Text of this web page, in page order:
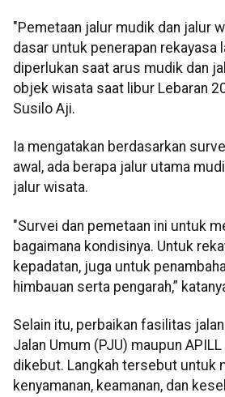
"Pemetaan jalur mudik dan jalur
dasar untuk penerapan rekayasa
diperlukan saat arus mudik dan
objek wisata saat libur Lebaran
Susilo Aji.
Ia mengatakan berdasarkan
awal, ada berapa jalur utama
jalur wisata.
"Survei dan pemetaan ini untuk
bagaimana kondisinya. Untuk
kepadatan, juga untuk
himbauan serta pengarah,”
Selain itu, perbaikan fasilitas
Jalan Umum (PJU) maupun
dikebut. Langkah tersebut untuk
kenyamanan, keamanan, dan